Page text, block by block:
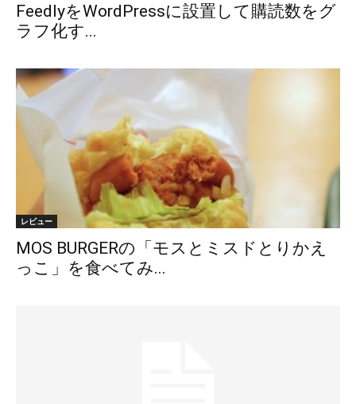
FeedlyをWordPressに設置して購読数をグ
ラフ化す...
レビュー
MOS BURGERの「モスとミスドとりかえ
っこ」を食べてみ...